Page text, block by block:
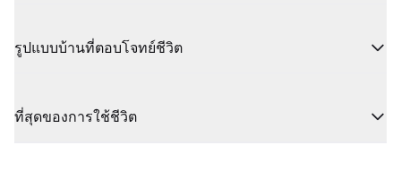
รูปแบบบ้านที่ตอบโจทย์ชีวิต
ที่สุดของการใช้ชีวิต